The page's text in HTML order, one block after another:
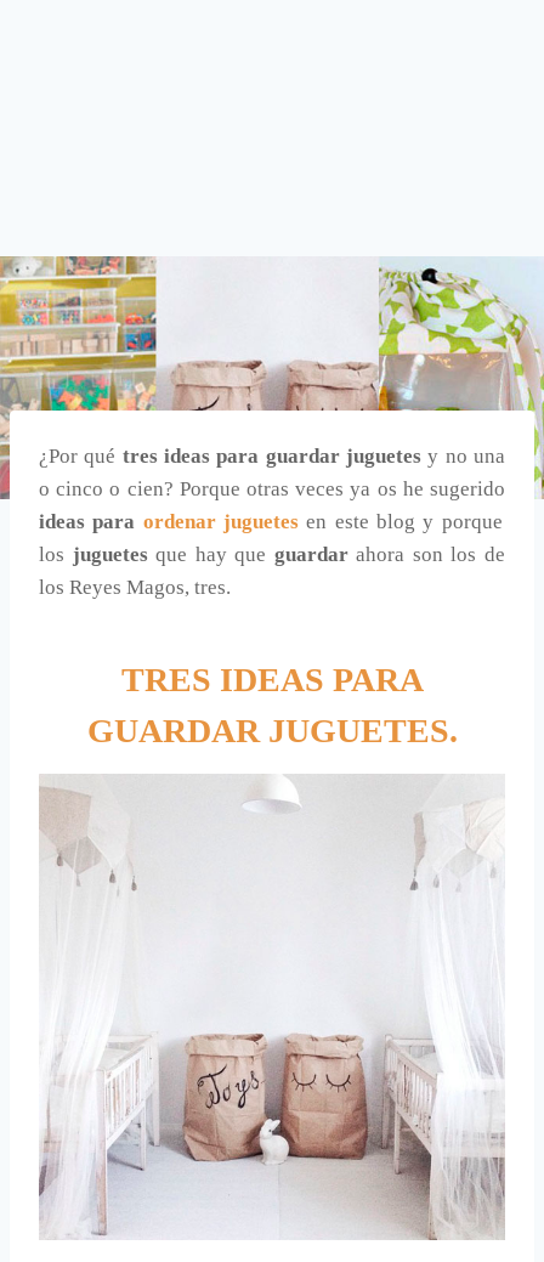
¿Por qué tres ideas para guardar juguetes y no una
o cinco o cien? Porque otras veces ya os he sugerido
ideas para ordenar juguetes en este blog y porque
los juguetesque hay que guardarahora son los de
los Reyes Magos, tres.
TRES IDEAS PARA
GUARDAR JUGUETES.